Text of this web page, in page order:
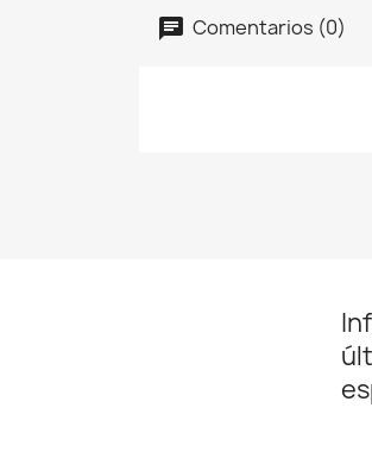
Comentarios (0)